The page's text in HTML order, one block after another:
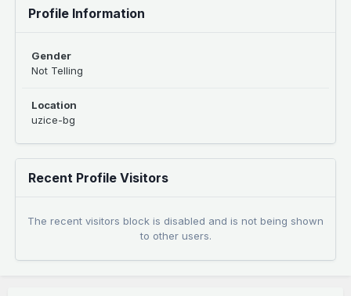
Profile Information
Gender
Not Telling
Location
uzice-bg
Recent Profile Visitors
The recent visitors block is disabled and is not being shown
to other users.